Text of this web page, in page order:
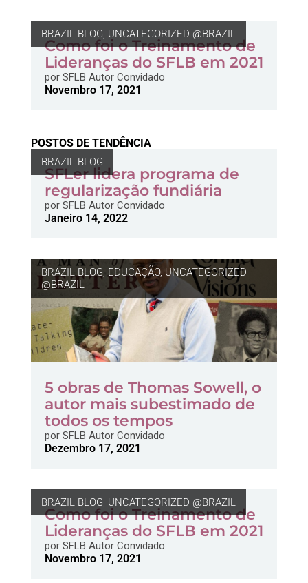
BRAZIL BLOG, UNCATEGORIZED @BRAZIL
Como foi o Treinamento de
Lideranças do SFLB em 2021
porSFLB Autor Convidado
Novembro 17, 2021
POSTOS DE TENDÊNCIA
BRAZIL BLOG
SFLer lidera programa de
regularização fundiária
porSFLB Autor Convidado
Janeiro 14, 2022
BRAZIL BLOG, EDUCAÇÃO, UNCATEGORIZED
@BRAZIL
5 obras de Thomas Sowell, o
autor mais subestimado de
todos os tempos
porSFLB Autor Convidado
Dezembro 17, 2021
BRAZIL BLOG, UNCATEGORIZED @BRAZIL
Como foi o Treinamento de
Lideranças do SFLB em 2021
porSFLB Autor Convidado
Novembro 17, 2021